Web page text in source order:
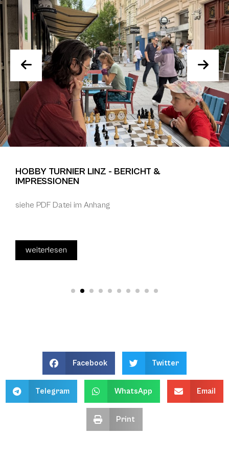
HOBBY TURNIER LINZ - BERICHT &
IMPRESSIONEN
siehe PDF Datei im Anhang
weiterlesen
Facebook Twitter
Telegram WhatsApp Email
Print